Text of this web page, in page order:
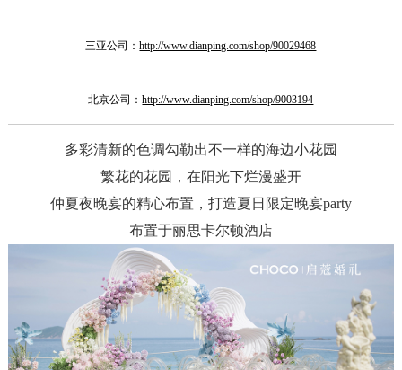
三亚公司：http://www.dianping.com/shop/90029468
北京公司：http://www.dianping.com/shop/9003194
多彩清新的色调勾勒出不一样的海边小花园
繁花的花园，在阳光下烂漫盛开
仲夏夜晚宴的精心布置，打造夏日限定晚宴party
布置于丽思卡尔顿酒店